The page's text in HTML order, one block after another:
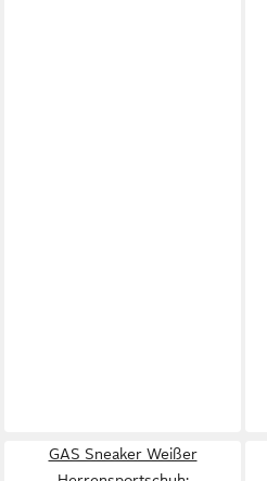
GAS Sneaker Weißer